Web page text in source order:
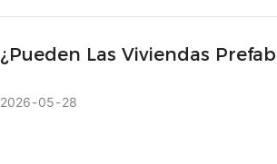
¿Pueden Las Viviendas
2026 05 28